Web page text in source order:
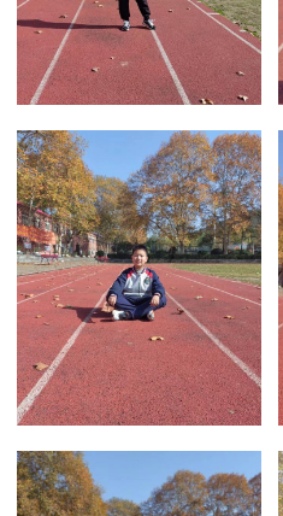
七（1）班褚... +more
七（1）班段... +more